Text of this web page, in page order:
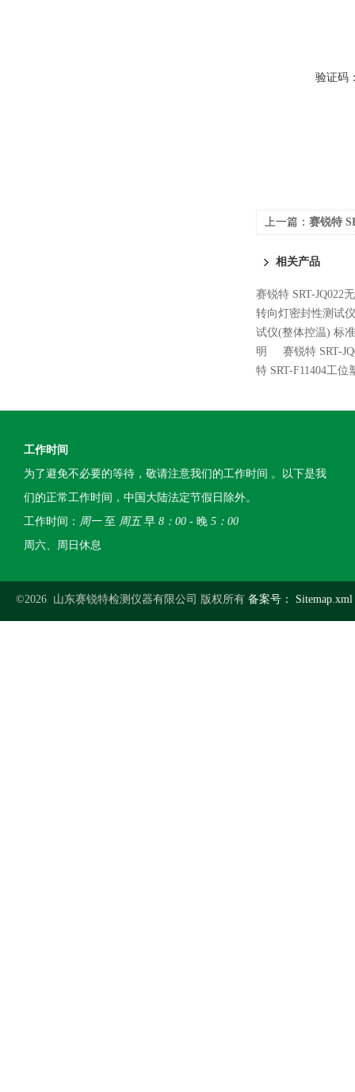
验证码
上一篇： 赛锐特
相关产品
赛锐特 SRT-JQ022
转向灯密封性测试
试仪(整体控温) 标准
明
赛锐特 SRT-
特 SRT-F11404工
工作时间
为了避免不必要的等待，敬请注意我们的工作时间 。以下是我
们的正常工作时间，中国大陆法定节假日除外。
工作时间： 周一至 周五早 8：00 - 晚 5：00
周六、周日休息
©2026 山东赛锐特检测仪器有限公司 版权所有 备案号： Sitemap.xml